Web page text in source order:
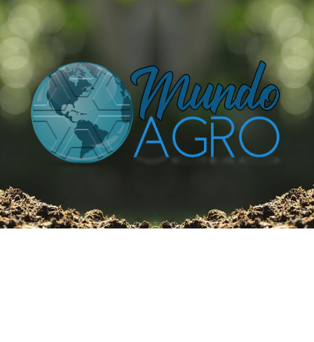
O UNIVERSO AGRÍCOLA DE UM JEITO MUITO MAIS
SIMPLES E DIVERTIDO.